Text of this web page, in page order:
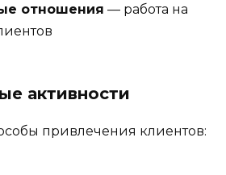
отношения — работа на
активности
привлечения клиентов: